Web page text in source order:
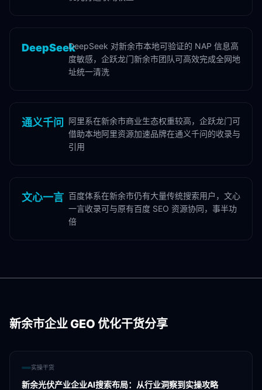
DeepSeekDeepSeek 对新余市本地可验证的 NAP 信息高
度敏感，企跃龙门新余市团队可高效完成全网地
址统一清洗
通义千问
阿里系在新余市商业生态权重较高，企跃龙门可
借助本地阿里资源加速品牌在通义千问的收录与
引用
文心一言 百度体系在新余市仍有大量传统搜索用户，文心
一言收录可与原有百度 SEO 资源协同，事半功
倍
新余市企业 GEO 优化干货分享
实操干货
新余光伏产业企业AI搜索布局：从行业洞察到实操攻略